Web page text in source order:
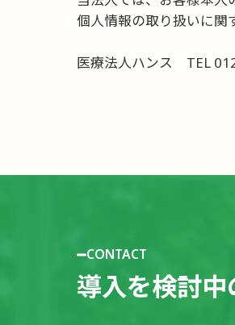
個人情報の取り扱いに関
医療法人ハンス TEL
CONTACT
導入を検討